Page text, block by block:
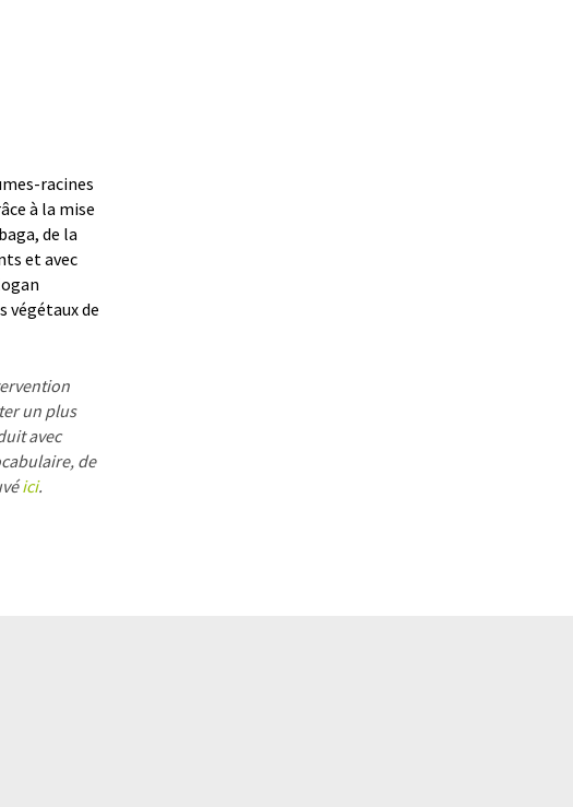
racines
à la mise
de la
et avec
végétaux de
un plus
avec
de
ici.